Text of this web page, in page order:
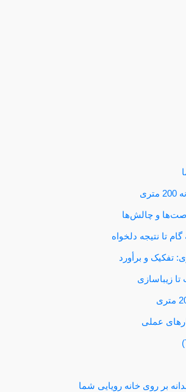
تا نتیجه دلخواه
زیباسازی
عملی
بر روی خانه رویایی شما